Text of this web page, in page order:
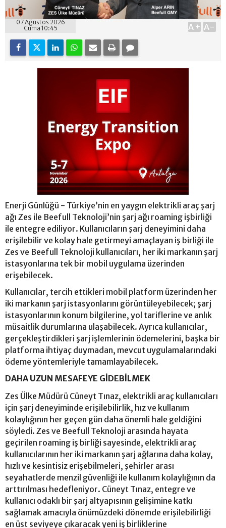
07 Ağustos 2026
Cuma 10:45
A+ A-
Enerji Günlüğü - Türkiye’nin en yaygın elektrikli araç şarj
ağı Zes ile Beefull Teknoloji’nin şarj ağı roaming işbirliği
ile entegre ediliyor. Kullanıcıların şarj deneyimini daha
erişilebilir ve kolay hale getirmeyi amaçlayan iş birliği ile
Zes ve Beefull Teknoloji kullanıcıları, her iki markanın şarj
istasyonlarına tek bir mobil uygulama üzerinden
erişebilecek.
Kullanıcılar, tercih ettikleri mobil platform üzerinden her
iki markanın şarj istasyonlarını görüntüleyebilecek; şarj
istasyonlarının konum bilgilerine, yol tariflerine ve anlık
müsaitlik durumlarına ulaşabilecek. Ayrıca kullanıcılar,
gerçekleştirdikleri şarj işlemlerinin ödemelerini, başka bir
platforma ihtiyaç duymadan, mevcut uygulamalarındaki
ödeme yöntemleriyle tamamlayabilecek.
DAHA UZUN MESAFEYE GİDEBİLMEK
Zes Ülke Müdürü Cüneyt Tınaz, elektrikli araç kullanıcıları
için şarj deneyiminde erişilebilirlik, hız ve kullanım
kolaylığının her geçen gün daha önemli hale geldiğini
söyledi. Zes ve Beefull Teknoloji arasında hayata
geçirilen roaming iş birliği sayesinde, elektrikli araç
kullanıcılarının her iki markanın şarj ağlarına daha kolay,
hızlı ve kesintisiz erişebilmeleri, şehirler arası
seyahatlerde menzil güvenliği ile kullanım kolaylığının da
arttırılması hedefleniyor. Cüneyt Tınaz, entegre ve
kullanıcı odaklı bir şarj altyapısının gelişimine katkı
sağlamak amacıyla önümüzdeki dönemde erişilebilirliği
en üst seviyeye çıkaracak yeni iş birliklerine